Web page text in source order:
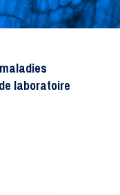
laboratoire